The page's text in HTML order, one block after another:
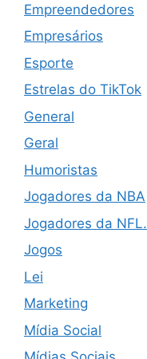
Empreendedores
Empresários
Esporte
Estrelas do TikTok
General
Geral
Humoristas
Jogadores da NBA
Jogadores da NFL.
Jogos
Lei
Marketing
Mídia Social